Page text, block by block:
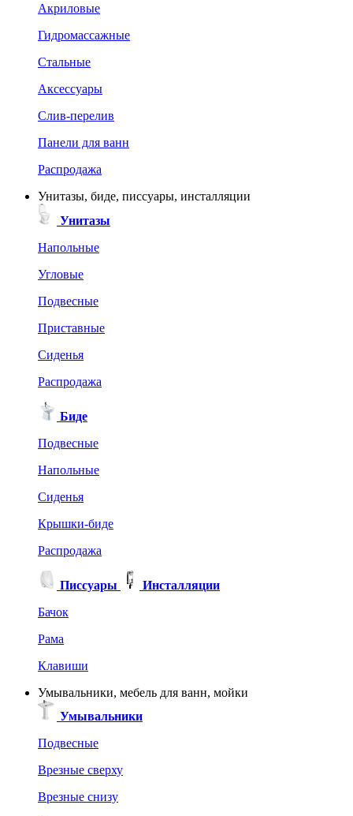
Акриловые
Гидромассажные
Стальные
Аксессуары
Слив-перелив
Панели для ванн
Распродажа
Унитазы, биде, писсуары, инсталляции
Унитазы
Напольные
Угловые
Подвесные
Приставные
Сиденья
Распродажа
Биде
Подвесные
Напольные
Сиденья
Крышки-биде
Распродажа
Писсуары
Инсталляции
Бачок
Рама
Клавиши
Умывальники, мебель для ванн, мойки
Умывальники
Подвесные
Врезные сверху
Врезные снизу